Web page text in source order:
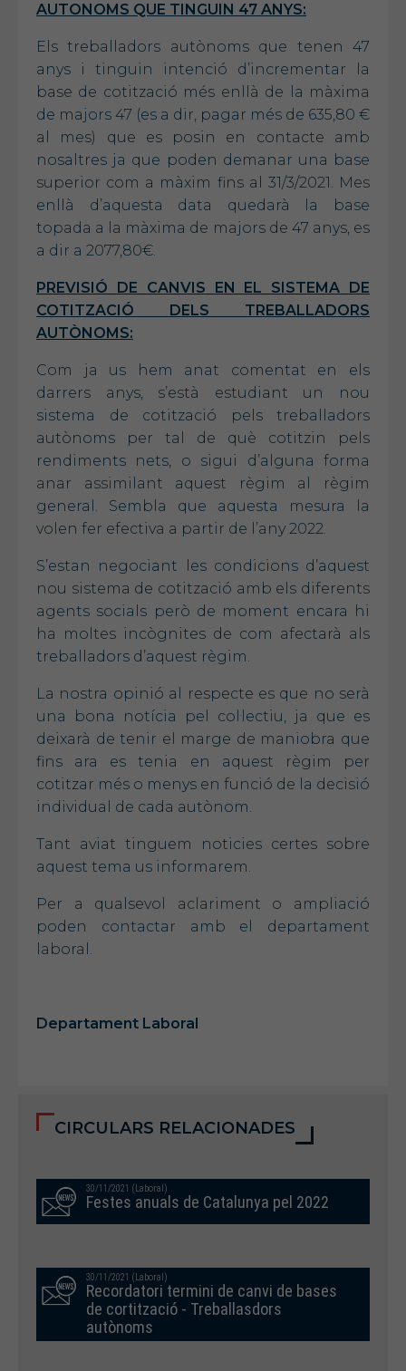
AUTONOMS QUE TINGUIN 47 ANYS:
Els treballadors autònoms que tenen 47
anys i tinguin intenció d’incrementar la
base de cotització més enllà de la màxima
de majors 47 (es a dir, pagar més de 635,80 €
al mes) que es posin en contacte amb
nosaltres ja que poden demanar una base
superior com a màxim fins al 31/3/2021. Mes
enllà d’aquesta data quedarà la base
topada a la màxima de majors de 47 anys, es
a dir a 2077,80€.
PREVISIÓ DE CANVIS EN EL SISTEMA DE
COTITZACIÓ DELS TREBALLADORS
AUTÒNOMS:
Com ja us hem anat comentat en els
darrers anys, s’està estudiant un nou
sistema de cotització pels treballadors
autònoms per tal de què cotitzin pels
rendiments nets, o sigui d’alguna forma
anar assimilant aquest règim al règim
general. Sembla que aquesta mesura la
volen fer efectiva a partir de l’any 2022.
S’estan negociant les condicions d’aquest
nou sistema de cotització amb els diferents
agents socials però de moment encara hi
ha moltes incògnites de com afectarà als
treballadors d’aquest règim.
La nostra opinió al respecte es que no serà
una bona notícia pel col·lectiu, ja que es
deixarà de tenir el marge de maniobra que
fins ara es tenia en aquest règim per
cotitzar més o menys en funció de la decisió
individual de cada autònom.
Tant aviat tinguem noticies certes sobre
aquest tema us informarem.
Per a qualsevol aclariment o ampliació
poden contactar amb el departament
laboral.
Departament Laboral
CIRCULARS RELACIONADES
30/11/2021 (Laboral)
Festes anuals de Catalunya pel 2022
30/11/2021 (Laboral)
Recordatori termini de canvi de bases
de cortització - Treballasdors
autònoms